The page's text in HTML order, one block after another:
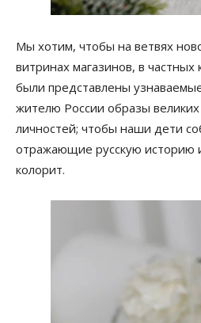
Мы хотим, чтобы на ветвях
витринах магазинов, в частных
были представлены
жителю России образы великих
личностей; чтобы наши дети
отражающие русскую историю
колорит.